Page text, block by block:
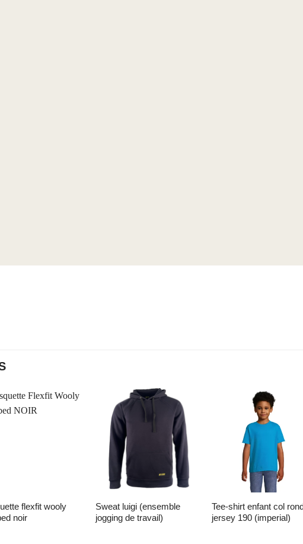
noir
Ajouter à la liste d’envies
sweat luigi (ensemble
jogging de travail)
Ajouter à la liste d’envies
tee-shirt enfant col rond
jersey 190 (imperial)